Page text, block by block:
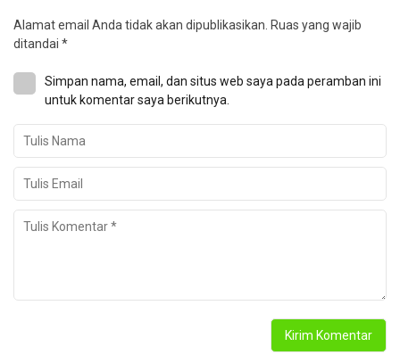
Alamat email Anda tidak akan dipublikasikan. Ruas yang wajib
ditandai *
Simpan nama, email, dan situs web saya pada peramban ini
untuk komentar saya berikutnya.